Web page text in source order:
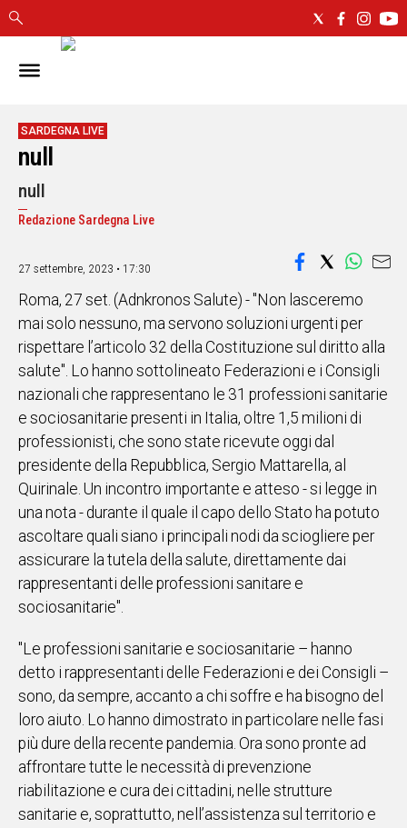
IN
CAGLIARI
SASSARI
ORISTANO
SULCIS
OGLIASTRA
MEDIO
CAMPIDANO
ALTRE
NOTIZIE
ITALIA
NEL
MONDO
SPORT
EVENTI
STORIE
VIDEO
Vai
UNISCITI
AL CANALE
WHATSAPP
SARDEGNA LIVE
null
null
Redazione Sardegna Live
27 settembre, 2023 • 17:30
Roma, 27 set. (Adnkronos Salute) - "Non lasceremo
mai solo nessuno, ma servono soluzioni urgenti per
rispettare l’articolo 32 della Costituzione sul diritto alla
salute". Lo hanno sottolineato Federazioni e i Consigli
nazionali che rappresentano le 31 professioni sanitarie
e sociosanitarie presenti in Italia, oltre 1,5 milioni di
professionisti, che sono state ricevute oggi dal
presidente della Repubblica, Sergio Mattarella, al
Quirinale. Un incontro importante e atteso - si legge in
una nota - durante il quale il capo dello Stato ha potuto
ascoltare quali siano i principali nodi da sciogliere per
assicurare la tutela della salute, direttamente dai
rappresentanti delle professioni sanitare e
sociosanitarie".
"Le professioni sanitarie e sociosanitarie – hanno
detto i rappresentanti delle Federazioni e dei Consigli –
sono, da sempre, accanto a chi soffre e ha bisogno del
loro aiuto. Lo hanno dimostrato in particolare nelle fasi
più dure della recente pandemia. Ora sono pronte ad
affrontare tutte le necessità di prevenzione
riabilitazione e cura dei cittadini, nelle strutture
sanitarie e, soprattutto, nell’assistenza sul territorio e